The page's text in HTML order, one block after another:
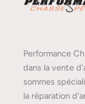
Performance
dans la vente
sommes
la réparation